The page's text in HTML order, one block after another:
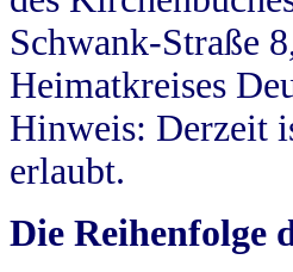
Schwank-Straße
Heimatkreises
Hinweis: Derzeit
erlaubt.
Die Reihenfolge